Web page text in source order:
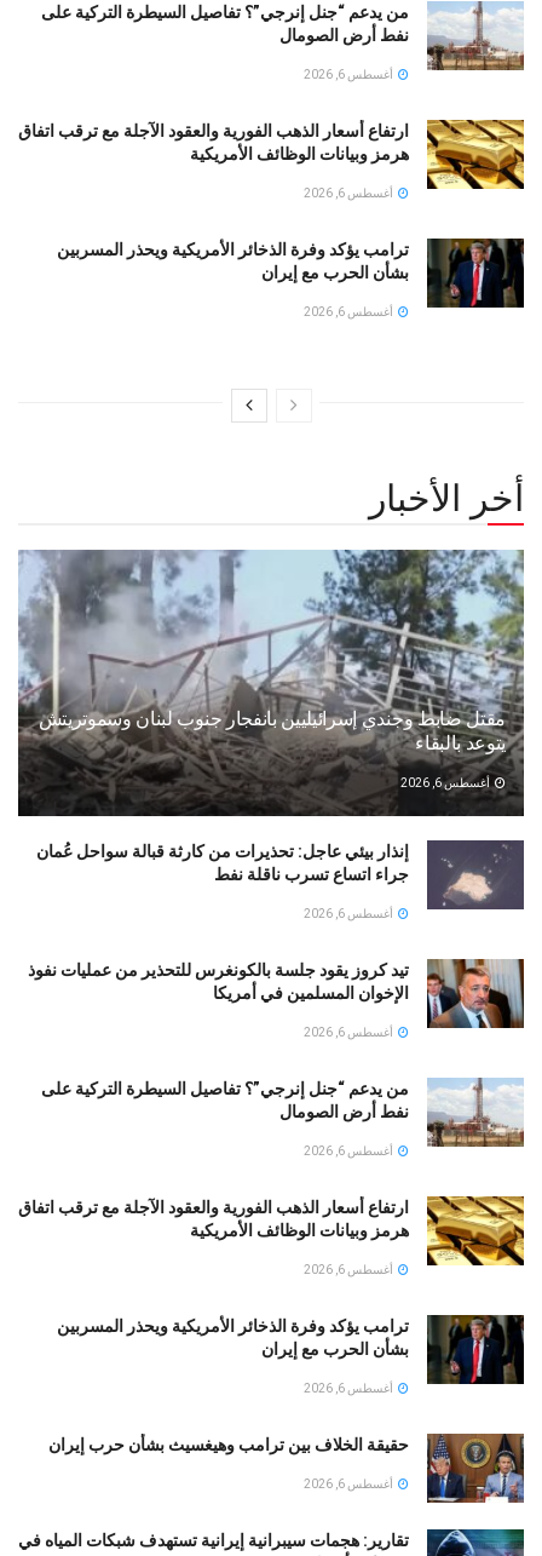
من يدعم “جنل إنرجي”؟ تفاصيل السيطرة التركية على
نفط أرض الصومال
أغسطس 6, 2026
ارتفاع أسعار الذهب الفورية والعقود الآجلة مع ترقب اتفاق
هرمز وبيانات الوظائف الأمريكية
أغسطس 6, 2026
ترامب يؤكد وفرة الذخائر الأمريكية ويحذر المسربين
بشأن الحرب مع إيران
أغسطس 6, 2026
أخر الأخبار
مقتل ضابط وجندي إسرائيليين بانفجار جنوب لبنان وسموتريتش
يتوعد بالبقاء
أغسطس 6, 2026
إنذار بيئي عاجل: تحذيرات من كارثة قبالة سواحل عُمان
جراء اتساع تسرب ناقلة نفط
أغسطس 6, 2026
تيد كروز يقود جلسة بالكونغرس للتحذير من عمليات نفوذ
الإخوان المسلمين في أمريكا
أغسطس 6, 2026
من يدعم “جنل إنرجي”؟ تفاصيل السيطرة التركية على
نفط أرض الصومال
أغسطس 6, 2026
ارتفاع أسعار الذهب الفورية والعقود الآجلة مع ترقب اتفاق
هرمز وبيانات الوظائف الأمريكية
أغسطس 6, 2026
ترامب يؤكد وفرة الذخائر الأمريكية ويحذر المسربين
بشأن الحرب مع إيران
أغسطس 6, 2026
حقيقة الخلاف بين ترامب وهيغسيث بشأن حرب إيران
أغسطس 6, 2026
تقارير: هجمات سيبرانية إيرانية تستهدف شبكات المياه في